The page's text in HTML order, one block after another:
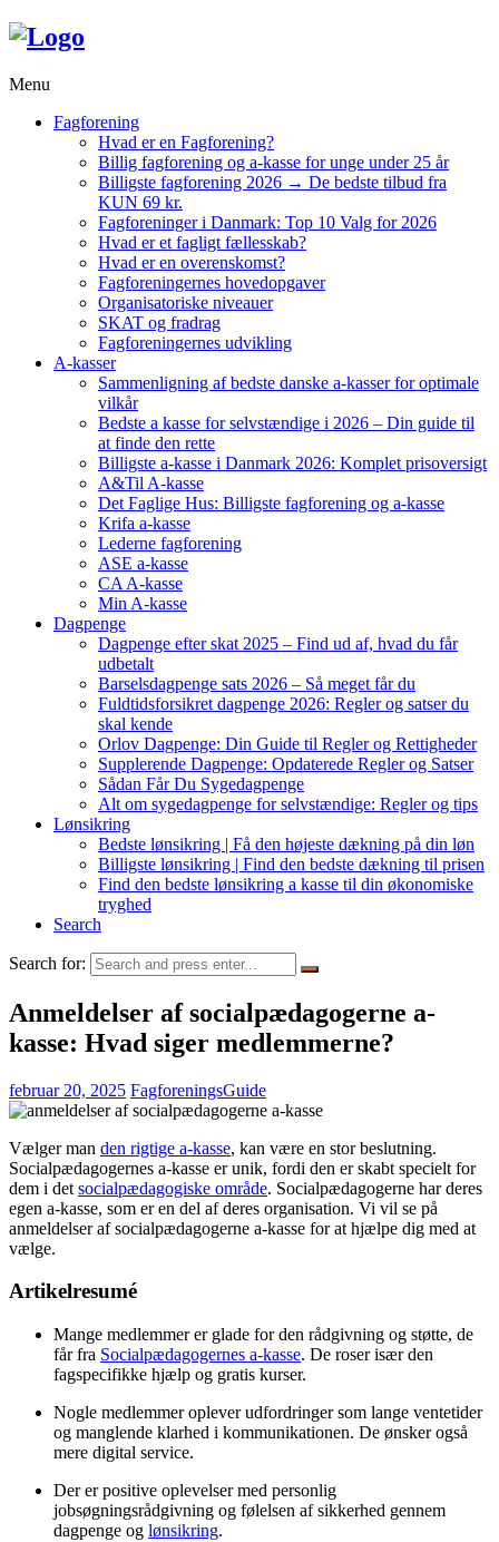
Menu
Fagforening
Hvad er en Fagforening?
Billig fagforening og a-kasse for unge under 25 år
Billigste fagforening 2026 → De bedste tilbud fra
KUN 69 kr.
Fagforeninger i Danmark: Top 10 Valg for 2026
Hvad er et fagligt fællesskab?
Hvad er en overenskomst?
Fagforeningernes hovedopgaver
Organisatoriske niveauer
SKAT og fradrag
Fagforeningernes udvikling
A-kasser
Sammenligning af bedste danske a-kasser for optimale
vilkår
Bedste a kasse for selvstændige i 2026 – Din guide til
at finde den rette
Billigste a-kasse i Danmark 2026: Komplet prisoversigt
A&Til A-kasse
Det Faglige Hus: Billigste fagforening og a-kasse
Krifa a-kasse
Lederne fagforening
ASE a-kasse
CA A-kasse
Min A-kasse
Dagpenge
Dagpenge efter skat 2025 – Find ud af, hvad du får
udbetalt
Barselsdagpenge sats 2026 – Så meget får du
Fuldtidsforsikret dagpenge 2026: Regler og satser du
skal kende
Orlov Dagpenge: Din Guide til Regler og Rettigheder
Supplerende Dagpenge: Opdaterede Regler og Satser
Sådan Får Du Sygedagpenge
Alt om sygedagpenge for selvstændige: Regler og tips
Lønsikring
Bedste lønsikring | Få den højeste dækning på din løn
Billigste lønsikring | Find den bedste dækning til prisen
Find den bedste lønsikring a kasse til din økonomiske
tryghed
Search
Search for:
Anmeldelser af socialpædagogerne a-
kasse: Hvad siger medlemmerne?
februar 20, 2025 FagforeningsGuide
Vælger man den rigtige a-kasse, kan være en stor beslutning.
Socialpædagogernes a-kasse er unik, fordi den er skabt specielt for
dem i det socialpædagogiske område. Socialpædagogerne har deres
egen a-kasse, som er en del af deres organisation. Vi vil se på
anmeldelser af socialpædagogerne a-kasse for at hjælpe dig med at
vælge.
Artikelresumé
Mange medlemmer er glade for den rådgivning og støtte, de
får fra Socialpædagogernes a-kasse. De roser især den
fagspecifikke hjælp og gratis kurser.
Nogle medlemmer oplever udfordringer som lange ventetider
og manglende klarhed i kommunikationen. De ønsker også
mere digital service.
Der er positive oplevelser med personlig
jobsøgningsrådgivning og følelsen af sikkerhed gennem
dagpenge og lønsikring.